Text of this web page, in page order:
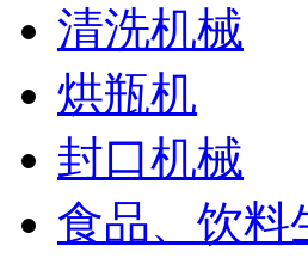
清洗机械
烘瓶机
封口机械
食品、饮料